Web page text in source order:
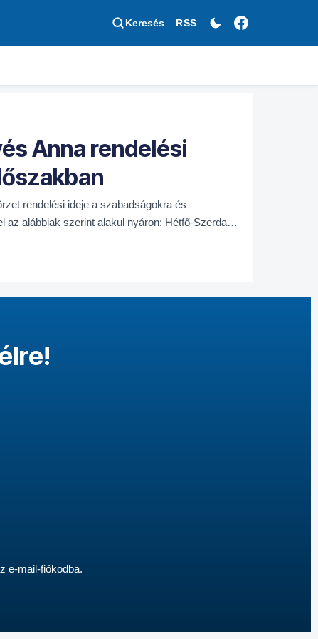
Keresés RSS
Anna rendelési
rendelési ideje a szabadságokra és
az alábbiak szerint alakul nyáron: Hétfő-Szerda-
e-mail-fiókodba.